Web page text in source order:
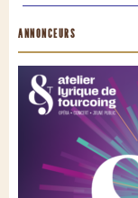
ANNONCEURS